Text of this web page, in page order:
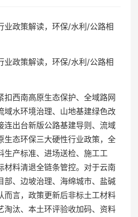
业政策解读，环保/水利/公路相
业政策解读，环保/水利/公路相
扣西南高原生态保护、全域路网
域水环境治理、山地基建绿色改
连出台新版公路基建导则、流域
生态环保三大硬性行业政策，全
生产标准、进场送检、施工工
材料清退全链条管控。对于云南
部、边坡治理、海绵城市、盐碱
而言，政策更新后非标土工材料
淘汰、本土环评验收加码、资料